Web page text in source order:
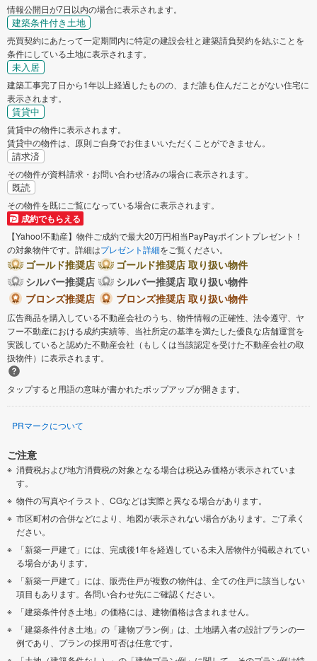
情報公開日が7日以内の場合に表示されます。
建築条件付き土地
売買契約にあたって一定期間内に特定の建設会社と建築請負契約を結ぶことを
条件にしている土地に表示されます。
未入居
建築工事完了日から1年以上経過したものの、まだ誰も住んだことがない住宅に
表示されます。
賃貸中
賃貸中の物件に表示されます。
賃貸中の物件は、原則ご自身でお住まいいただくことができません。
請求済
その物件が資料請求・お問い合わせ済みの場合に表示されます。
既読
その物件を既にご覧になっている場合に表示されます。
成約でもらえる
【Yahoo!不動産】物件ご成約で最大20万円相当PayPayポイントプレゼント！
の対象物件です。詳細はプレゼント詳細をご覧ください。
ゴールド推奨店
ゴールド推奨店 取り扱い物件
シルバー推奨店
シルバー推奨店 取り扱い物件
ブロンズ推奨店
ブロンズ推奨店 取り扱い物件
広告商品を購入している不動産会社のうち、物件情報の正確性、法令遵守、ヤ
フー不動産における成約実績等、当社所定の基準を満たした優良な店舗運営を
実践していると認めた不動産会社（もしくは当該認定を受けた不動産会社の取
扱物件）に表示されます。
タップすると用語の意味が書かれたポップアップが開きます。
PRマークについて
ご注意
消費税および地方消費税の対象となる場合は税込み価格が表示されていま
す。
物件の写真やイラスト、CGなどは実際と異なる場合があります。
市区町村の合併などにより、地図が表示されない場合があります。ご了承く
ださい。
「新築一戸建て」には、完成後1年を経過している未入居物件が掲載されてい
る場合があります。
「新築一戸建て」には、販売住戸が複数の物件は、全ての住戸に該当しない
項目もあります。各問い合わせ先にご確認ください。
「建築条件付き土地」の価格には、建物価格は含まれません。
「建築条件付き土地」の「建物プラン例」は、土地購入者の設計プランの一
例であり、プランの採用可否は任意です。